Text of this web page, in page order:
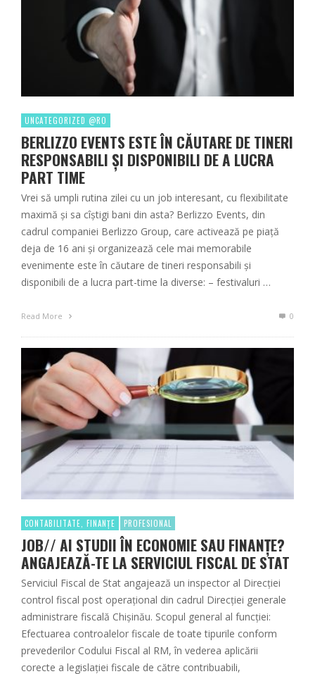
UNCATEGORIZED @RO
BERLIZZO EVENTS ESTE ÎN CĂUTARE DE TINERI
RESPONSABILI ȘI DISPONIBILI DE A LUCRA
PART TIME
Vrei să umpli rutina zilei cu un job interesant, cu flexibilitate
maximă și sa cîștigi bani din asta? Berlizzo Events, din
cadrul companiei Berlizzo Group, care activează pe piață
deja de 16 ani și organizează cele mai memorabile
evenimente este în căutare de tineri responsabili și
disponibili de a lucra part-time la diverse: – festivaluri …
Read More 0
CONTABILITATE, FINANȚE PROFESIONAL
JOB// AI STUDII ÎN ECONOMIE SAU FINANȚE?
ANGAJEAZĂ-TE LA SERVICIUL FISCAL DE STAT
Serviciul Fiscal de Stat angajează un inspector al Direcţiei
control fiscal post operaţional din cadrul Direcţiei generale
administrare fiscală Chişinău. Scopul general al funcţiei:
Efectuarea controalelor fiscale de toate tipurile conform
prevederilor Codului Fiscal al RM, în vederea aplicării
corecte a legislaţiei fiscale de către contribuabili,